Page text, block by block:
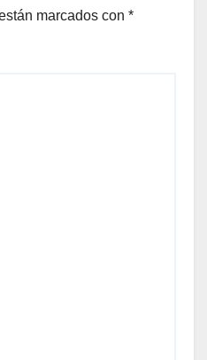
marcados con *